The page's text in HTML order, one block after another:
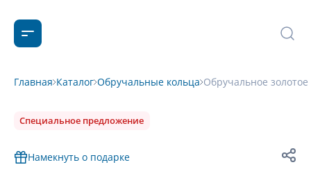
Главная Каталог Обручальные кольца Обручальное
Специальное предложение
Намекнуть о подарке